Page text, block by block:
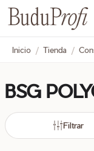
Inicio / Tienda /
BSG
Filtrar